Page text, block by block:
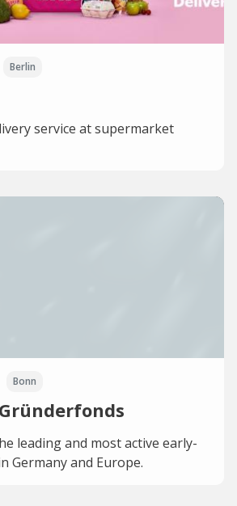
Berlin
service at supermarket
Bonn
leading and most active early-
Germany and Europe.